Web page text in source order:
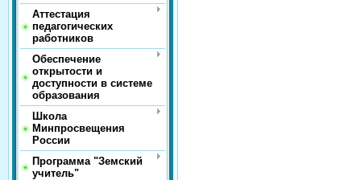
Аттестация
педагогических
работников
Обеспечение
открытости и
доступности в системе
образования
Школа
Минпросвещения
России
Программа "Земский
учитель"